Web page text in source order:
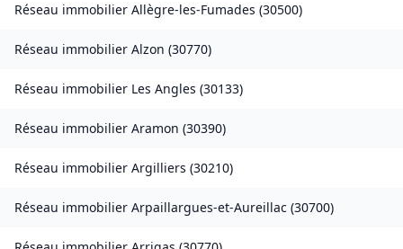
Réseau immobilier Allègre-les-Fumades (30500)
Réseau immobilier Alzon (30770)
Réseau immobilier Les Angles (30133)
Réseau immobilier Aramon (30390)
Réseau immobilier Argilliers (30210)
Réseau immobilier Arpaillargues-et-Aureillac (30700)